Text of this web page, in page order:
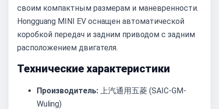
своим компактным размерам и маневренности.
Hongguang MINI EV оснащен автоматической
коробкой передач и задним приводом с задним
расположением двигателя.
Технические характеристики
Производитель: 上汽通用五菱 (SAIC-GM-
Wuling)